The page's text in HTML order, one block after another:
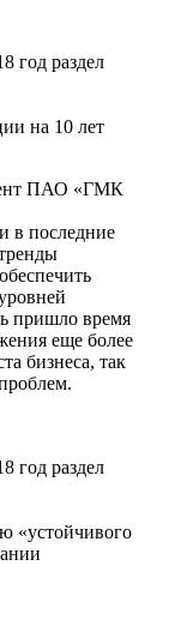
год раздел
на 10 лет
ПАО «ГМК
в последние
пришло время
еще более
бизнеса, так
год раздел
«устойчивого